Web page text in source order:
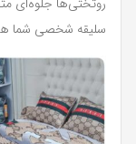
روتختی‌ها جلوه‌ای
سلیقه شخصی شما